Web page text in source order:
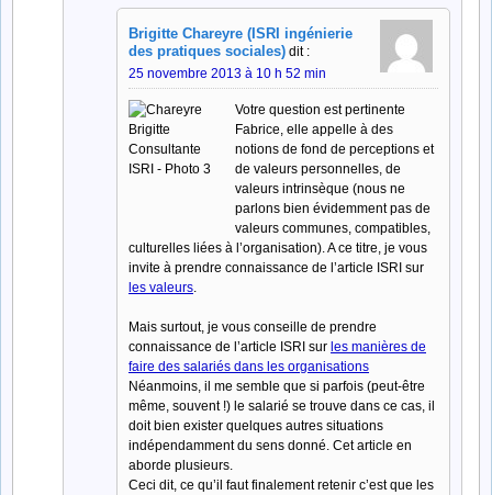
Brigitte Chareyre (ISRI ingénierie
des pratiques sociales) dit :
25 novembre 2013 à 10 h 52 min
Votre question est pertinente
Fabrice, elle appelle à des
notions de fond de perceptions et
de valeurs personnelles, de
valeurs intrinsèque (nous ne
parlons bien évidemment pas de
valeurs communes, compatibles,
culturelles liées à l’organisation). A ce titre, je vous
invite à prendre connaissance de l’article ISRI sur
les valeurs.
Mais surtout, je vous conseille de prendre
connaissance de l’article ISRI sur les manières de
faire des salariés dans les organisations
Néanmoins, il me semble que si parfois (peut-être
même, souvent !) le salarié se trouve dans ce cas, il
doit bien exister quelques autres situations
indépendamment du sens donné. Cet article en
aborde plusieurs.
Ceci dit, ce qu’il faut finalement retenir c’est que les